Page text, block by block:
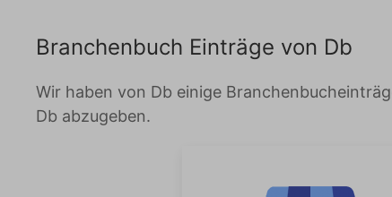
Branchenbuch Einträge von Db
Wir haben von Db einige
Db abzugeben.